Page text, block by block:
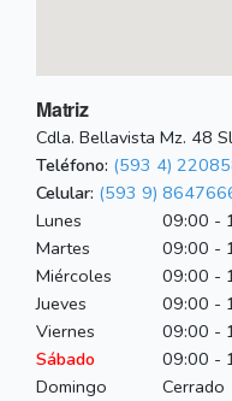
Matriz
Cdla. Bellavista Mz. 48
Teléfono: (593 4)
Celular: (593 9)
Lunes
09:00 -
Martes
09:00 -
Miércoles
09:00 -
Jueves
09:00 -
Viernes
09:00 -
Sábado
09:00 -
Domingo
Cerrado